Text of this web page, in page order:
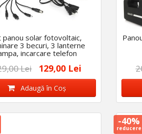
panou solar fotovoltaic,
3 becuri, 3 lanterne
incarcare telefon
Lei 129,00 Lei
Adaugă în Coş
-40%
reducere